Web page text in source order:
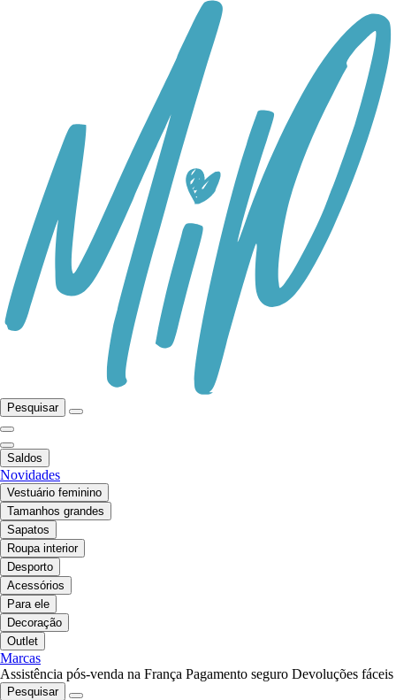
Pesquisar
Saldos
Novidades
Vestuário feminino
Tamanhos grandes
Sapatos
Roupa interior
Desporto
Acessórios
Para ele
Decoração
Outlet
Marcas
Assistência pós-venda na França Pagamento seguro Devoluções fáceis
Pesquisar